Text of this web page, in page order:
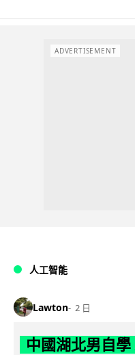
ADVERTISEMENT
人工智能
Lawton 2 日
中國湖北男自